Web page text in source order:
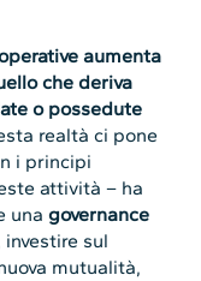
aumenta
che deriva
o possedute
realtà ci pone
i principi
attività – ha
unagovernance
investire sul
mutualità,